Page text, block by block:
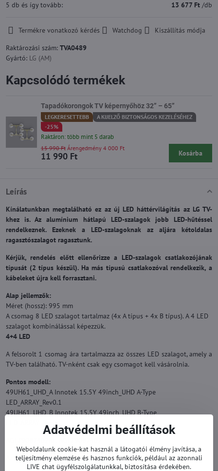
5 db és így tovább: 13 677 Ft /db
Termékre vonatkozó kérdés Watchdog
Kiszállítás módja
Raktározási szám: TVA0489
Gyártó: LG (AM)
Leírás
Kínálatunkban megtalálható ez az új LED háttérvilágítás az LG TV-
khez is. Az alumínium hátlapú LED-szalagok jobb LED-hűtéssel
rendelkeznek. Ezeknek a LED-szalagoknak az aljára kétoldalas
ragasztószalagot ragasztunk.
Kérjük, rendelés előtt ellenőrizze a LED-szalagok csatlakozójának
típusát (2 típus készül). Ha más típusú csatlakozóval rendelkezik, a
kábeleket újra kell forrasztani.
Alap jellemzők:
Méret (hossz): 995 mm
A csomag 8 LED szalagot tartalmaz (4x A típus + 4x B típus). A 4 LED
szalagot kombinálással képezzük.
4+4 LED
A felsorolt 1 csomag ára tartalmazza az összes LED szalagot, amely a
TV-ben található. TV-nként csak egy csomagot kell vásárolnia.
Pontos modell:
49UH61_UHD_A Innotek 15.5Y 49inch_UHD A-Type
LED_ARRAY_Rev0.1
49UH61_UHD_B Innotek 15.5Y 49inch_UHD B-Type
LED_ARRAY_Rev0.1
Az eredeti helyettesítésére.
Kapcsolódó termékek
Tapadókorongok TV képernyőhöz 32” – 65”
LEGKERESETTEBB
A KIJELZŐ BIZTONSÁGOS KEZELÉSÉHEZ
-25%
Raktáron: több mint 5 darab
11 990 Ft
15 990 Ft Árengedmény 4 000 Ft
Kosárba
Adatvédelmi beállítások
Weboldalunk cookie-kat használ a látogatói élmény javítása, a
teljesítmény elemzése és hasznos funkciók, például az azonnali
LIVE chat ügyfélszolgálatunkkal, biztosítása érdekében.